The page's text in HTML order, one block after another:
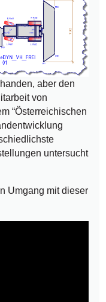
aber den
von
“Österreichischen
untersucht
Umgang mit dieser